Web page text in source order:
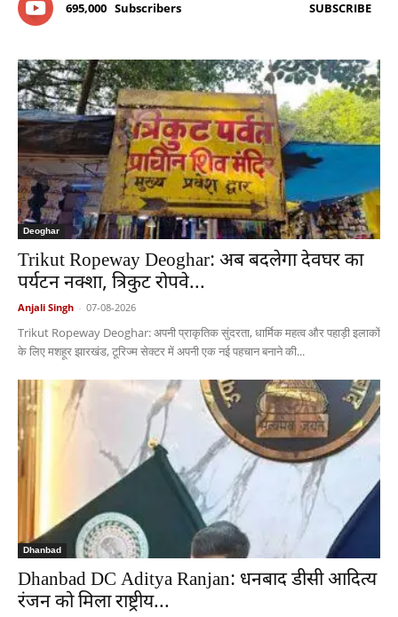
695,000 Subscribers SUBSCRIBE
Deoghar
Trikut Ropeway Deoghar: अब बदलेगा देवघर का
पर्यटन नक्शा, त्रिकुट रोपवे...
Anjali Singh - 07-08-2026
Trikut Ropeway Deoghar: अपनी प्राकृतिक सुंदरता, धार्मिक महत्व और पहाड़ी इलाकों
के लिए मशहूर झारखंड, टूरिज्म सेक्टर में अपनी एक नई पहचान बनाने की...
Dhanbad
Dhanbad DC Aditya Ranjan: धनबाद डीसी आदित्य
रंजन को मिला राष्ट्रीय...